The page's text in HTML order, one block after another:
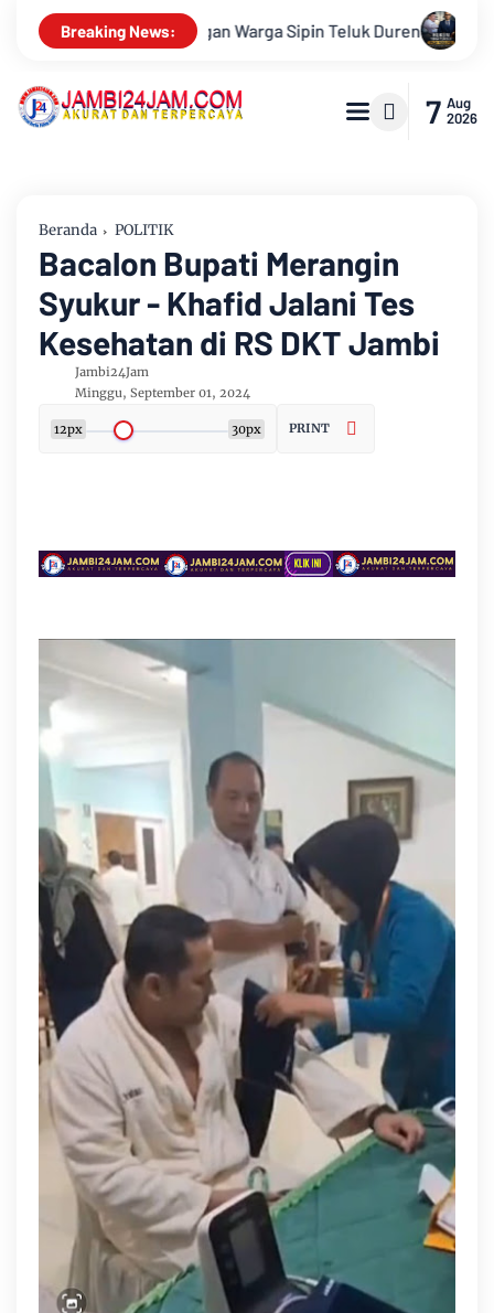
Breaking News:
Hukum Tidak Tunduk pada Persepsi: Kritik
7 Aug
2026
Beranda POLITIK
Bacalon Bupati Merangin
Syukur - Khafid Jalani Tes
Kesehatan di RS DKT Jambi
Jambi24Jam
Minggu, September 01, 2024
12px 30px PRINT